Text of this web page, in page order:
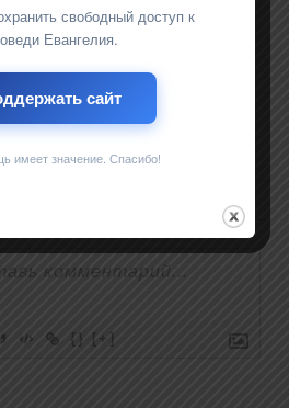
{} [+]
свободный доступ к
Евангелия.
сайт
имеет значение. Спасибо!